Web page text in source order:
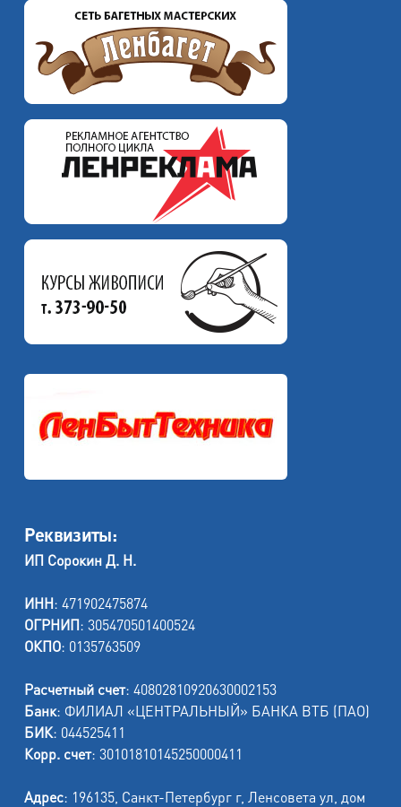
Реквизиты:
ИП Сорокин Д. Н.
ИНН: 471902475874
ОГРНИП: 305470501400524
ОКПО: 0135763509
Расчетный счет: 40802810920630002153
Банк: ФИЛИАЛ «ЦЕНТРАЛЬНЫЙ» БАНКА ВТБ (ПАО)
БИК: 044525411
Корр. счет: 30101810145250000411
Адрес: 196135, Санкт-Петербург г, Ленсовета ул, дом